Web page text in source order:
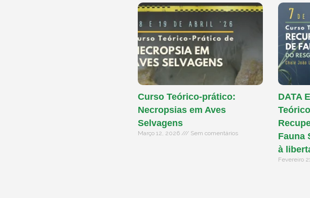
Curso Teórico-prático:
Necropsias em Aves
Selvagens
Março 12, 2026 Sem comentários
DATA
Fauna
à
Fevereiro